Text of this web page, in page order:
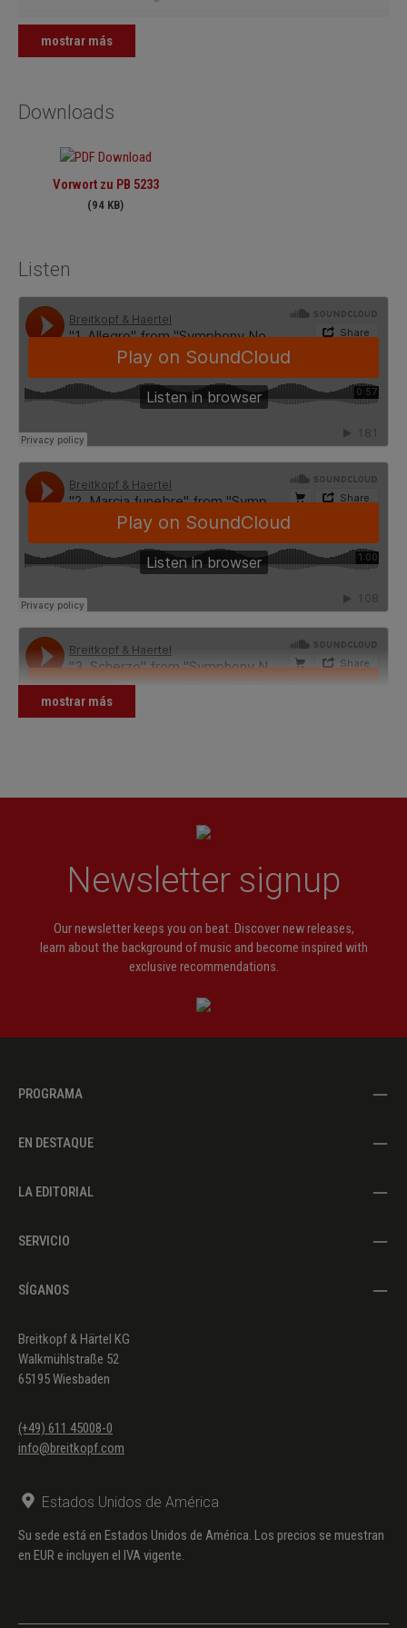
4.
Finale: Allegro molto - Poco andante - Presto
mostrar más
Downloads
Vorwort zu PB 5233
(94 KB)
Listen
mostrar más
Newsletter signup
Our newsletter keeps you on beat. Discover new releases,
learn about the background of music and become inspired with
exclusive recommendations.
PROGRAMA
EN DESTAQUE
LA EDITORIAL
SERVICIO
SÍGANOS
Breitkopf & Härtel KG
Walkmühlstraße 52
65195 Wiesbaden
(+49) 611 45008-0
info@breitkopf.com
Estados Unidos de América
Su sede está en Estados Unidos de América. Los precios se muestran
en EUR e incluyen el IVA vigente.